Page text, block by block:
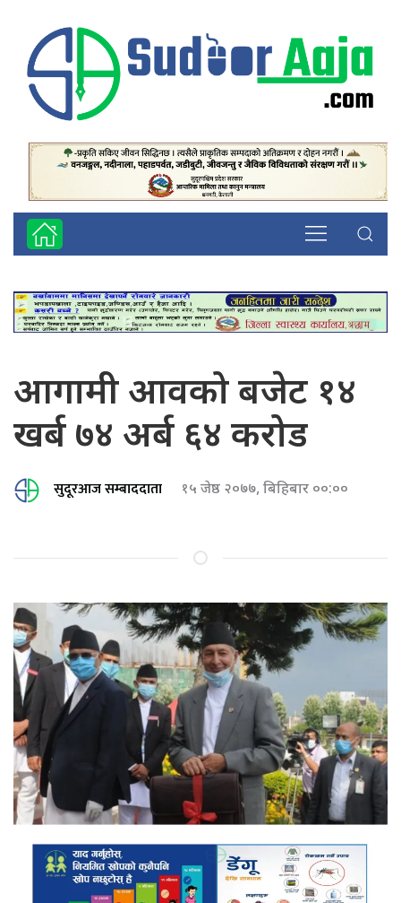
आगामी आवको बजेट १४
खर्ब ७४ अर्ब ६४ करोड
सुदूरआज सम्बाददाता १५ जेष्ठ २०७७, बिहिबार ००:००